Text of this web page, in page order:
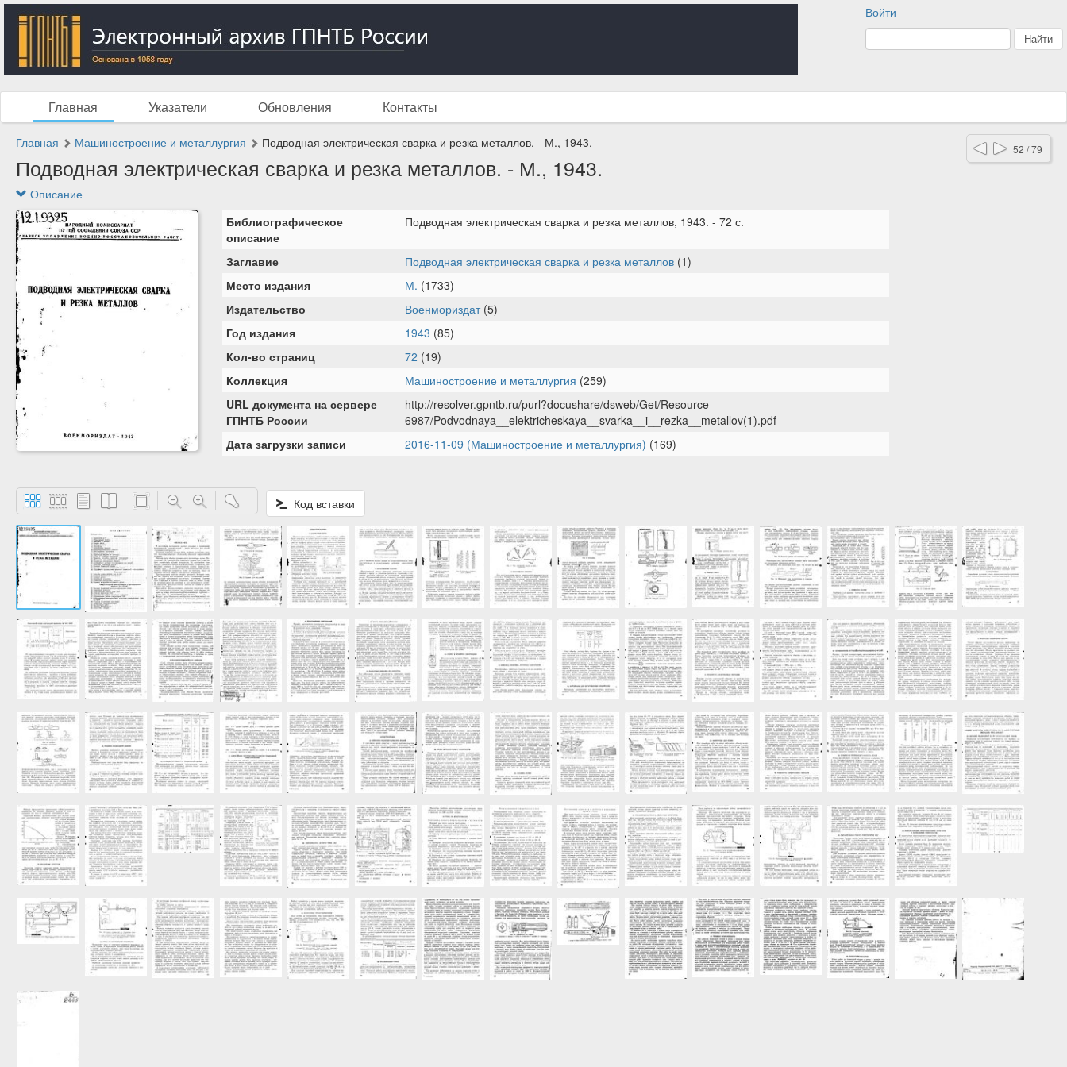
Войти
Главная Указатели Обновления Контакты
52 / 79
Главная Машиностроение и металлургия Подводная электрическая сварка и резка металлов. - М., 1943.
Подводная электрическая сварка и резка металлов. - М., 1943.
Описание
Библиографическое
описание
Подводная электрическая сварка и резка металлов, 1943. - 72 с.
Заглавие Подводная электрическая сварка и резка металлов (1)
Место издания
М. (1733)
Издательство
Военмориздат(5)
Год издания
1943 (85)
Кол-во страниц
72 (19)
Коллекция
Машиностроение и металлургия (259)
URL документа на сервере
ГПНТБ России
http://resolver.gpntb.ru/purl?docushare/dsweb/Get/Resource-
6987/Podvodnaya__elektricheskaya__svarka__i__rezka__metallov(1).pdf
Дата загрузки записи
2016-11-09 (Машиностроение и металлургия) (169)
Код вставки